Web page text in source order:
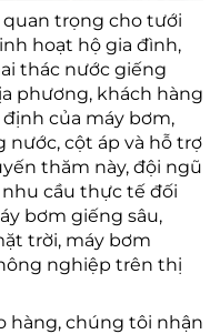
trọng cho tưới
hoạt hộ gia đình,
thác nước giếng
phương, khách hàng
của máy bơm,
nước, cột áp và hỗ trợ
thăm này, đội ngũ
cầu thực tế đối
bơm giếng sâu,
trời, máy bơm
nghiệp trên thị
hàng, chúng tôi nhận